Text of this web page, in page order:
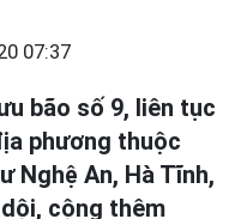
07:37
bão số 9, liên tục
phương thuộc
Nghệ An, Hà Tĩnh,
cộng thêm